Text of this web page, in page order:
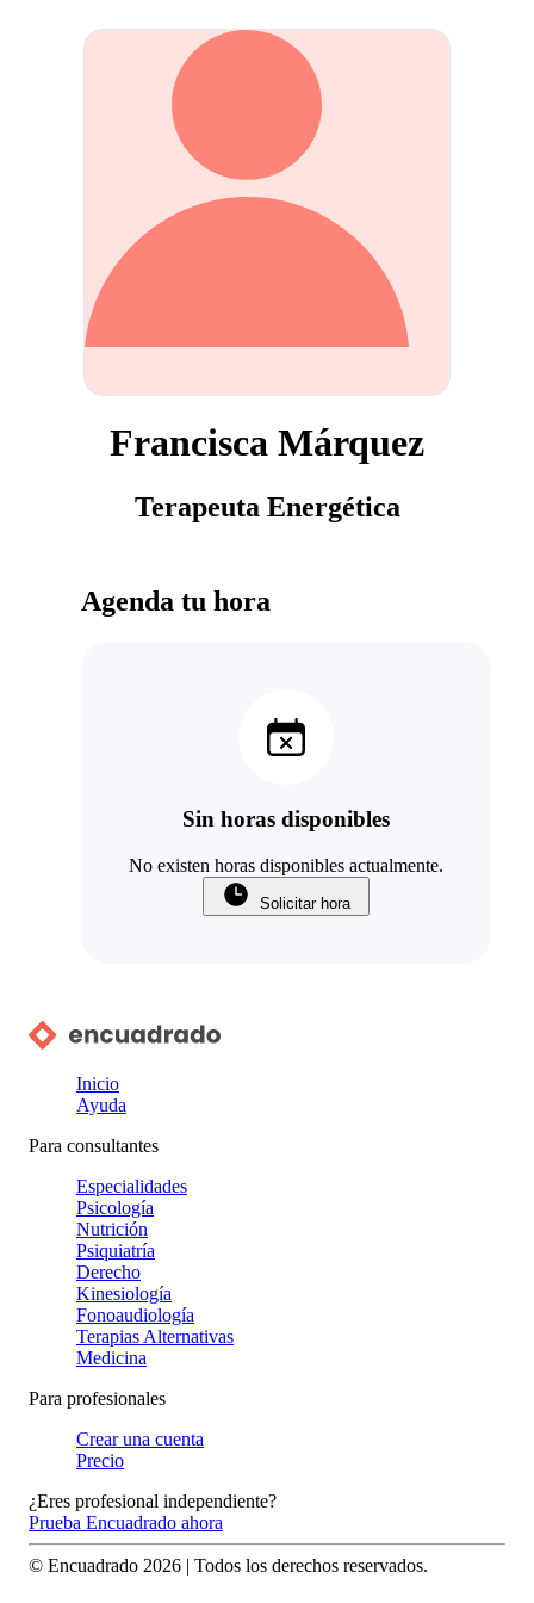
Francisca Márquez
Terapeuta Energética
Agenda tu hora
Sin horas disponibles
No existen horas disponibles actualmente.
Solicitar hora
Inicio
Ayuda
Para consultantes
Especialidades
Psicología
Nutrición
Psiquiatría
Derecho
Kinesiología
Fonoaudiología
Terapias Alternativas
Medicina
Para profesionales
Crear una cuenta
Precio
¿Eres profesional independiente?
Prueba Encuadrado ahora
© Encuadrado 2026 | Todos los derechos reservados.